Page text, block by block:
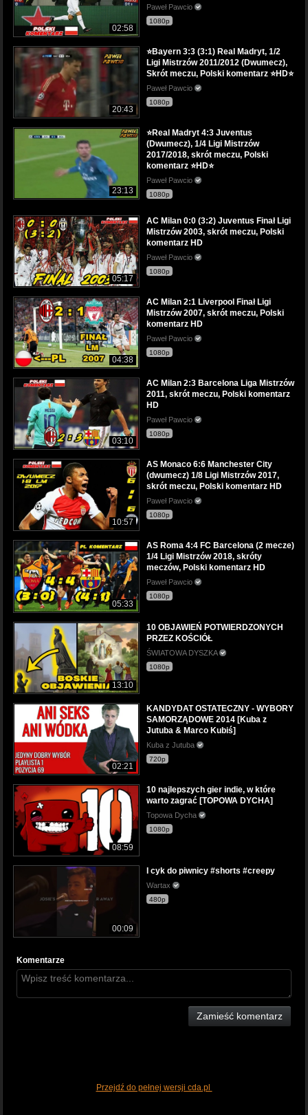
02:58
Paweł Pawcio
1080p
20:43
⭐Bayern 3:3 (3:1) Real Madryt, 1/2
Ligi Mistrzów 2011/2012 (Dwumecz),
Skrót meczu, Polski komentarz ⭐HD⭐
Paweł Pawcio
1080p
23:13
⭐Real Madryt 4:3 Juventus
(Dwumecz), 1/4 Ligi Mistrzów
2017/2018, skrót meczu, Polski
komentarz ⭐HD⭐
Paweł Pawcio
1080p
05:17
AC Milan 0:0 (3:2) Juventus Finał Ligi
Mistrzów 2003, skrót meczu, Polski
komentarz HD
Paweł Pawcio
1080p
04:38
AC Milan 2:1 Liverpool Finał Ligi
Mistrzów 2007, skrót meczu, Polski
komentarz HD
Paweł Pawcio
1080p
03:10
AC Milan 2:3 Barcelona Liga Mistrzów
2011, skrót meczu, Polski komentarz
HD
Paweł Pawcio
1080p
10:57
AS Monaco 6:6 Manchester City
(dwumecz) 1/8 Ligi Mistrzów 2017,
skrót meczu, Polski komentarz HD
Paweł Pawcio
1080p
05:33
AS Roma 4:4 FC Barcelona (2 mecze)
1/4 Ligi Mistrzów 2018, skróty
meczów, Polski komentarz HD
Paweł Pawcio
1080p
13:10
10 OBJAWIEŃ POTWIERDZONYCH
PRZEZ KOŚCIÓŁ
ŚWIATOWA DYSZKA
1080p
02:21
KANDYDAT OSTATECZNY - WYBORY
SAMORZĄDOWE 2014 [Kuba z
Jutuba & Marco Kubiś]
Kuba z Jutuba
720p
08:59
10 najlepszych gier indie, w które
warto zagrać [TOPOWA DYCHA]
Topowa Dycha
1080p
00:09
I cyk do piwnicy #shorts #creepy
Wartax
480p
Komentarze
Zamieść komentarz
Przejdź do pełnej wersji cda.pl